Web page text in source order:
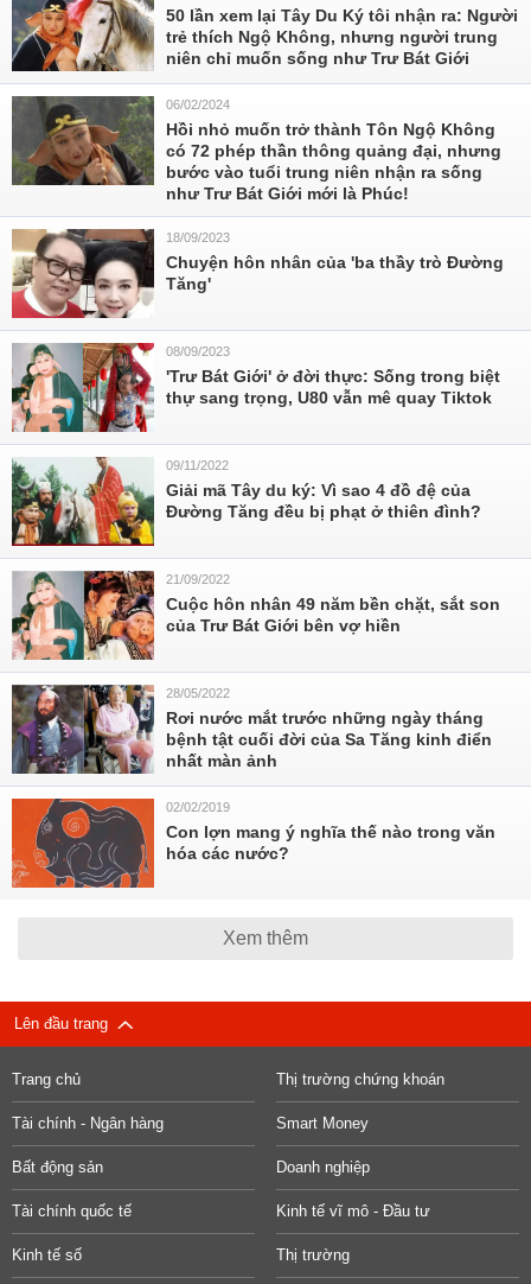
50 lần xem lại Tây Du Ký tôi nhận ra: Người
trẻ thích Ngộ Không, nhưng người trung
niên chỉ muốn sống như Trư Bát Giới
06/02/2024
Hồi nhỏ muốn trở thành Tôn Ngộ Không
có 72 phép thần thông quảng đại, nhưng
bước vào tuổi trung niên nhận ra sống
như Trư Bát Giới mới là Phúc!
18/09/2023
Chuyện hôn nhân của 'ba thầy trò Đường
Tăng'
08/09/2023
'Trư Bát Giới' ở đời thực: Sống trong biệt
thự sang trọng, U80 vẫn mê quay Tiktok
09/11/2022
Giải mã Tây du ký: Vì sao 4 đồ đệ của
Đường Tăng đều bị phạt ở thiên đình?
21/09/2022
Cuộc hôn nhân 49 năm bền chặt, sắt son
của Trư Bát Giới bên vợ hiền
28/05/2022
Rơi nước mắt trước những ngày tháng
bệnh tật cuối đời của Sa Tăng kinh điển
nhất màn ảnh
02/02/2019
Con lợn mang ý nghĩa thế nào trong văn
hóa các nước?
Xem thêm
Lên đầu trang
Trang chủ Thị trường chứng khoán
Tài chính - Ngân hàng Smart Money
Bất động sản Doanh nghiệp
Tài chính quốc tế Kinh tế vĩ mô - Đầu tư
Kinh tế số Thị trường